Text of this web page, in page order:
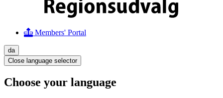
Members' Portal
da
Close language selector
Choose your language